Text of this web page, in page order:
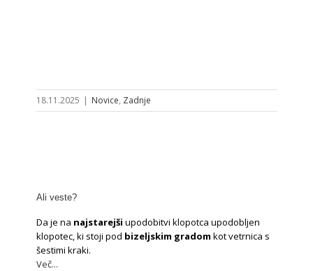
18.11.2025 | Novice, Zadnje
Ali veste?
Da je na najstarejši upodobitvi klopotca upodobljen
klopotec, ki stoji pod bizeljskim gradom kot vetrnica s
šestimi kraki.
Več...